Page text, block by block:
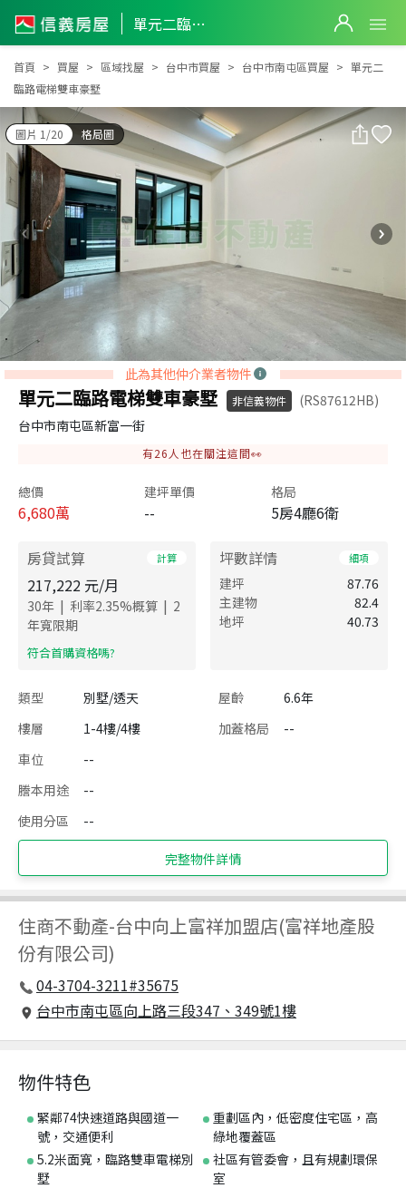
單元二臨路電梯雙車豪墅
單元二臨路電梯雙車豪墅
首頁 買屋 區域找屋 台中市買屋 台中市南屯區買屋
單元二
臨路電梯雙車豪墅
圖片 1/20 格局圖
此為其他仲介業者物件
單元二臨路電梯雙車豪墅 非信義物件
(RS87612HB)
台中市南屯區新富一街
有26 人也在關注這間👀
總價
6,680萬
建坪單價
--
格局
5房4廳6衛
房貸試算 計算
217,222 元/月
30年 | 利率2.35%概算 | 2
年寬限期
​符合首購資格嗎?
坪數詳情 細項
建坪
87.76
主建物
82.4
地坪
40.73
類型 別墅/透天 屋齡
6.6年
樓層
1-4樓/4樓 加蓋格局
--
車位
--
謄本用途
--
使用分區
--
完整物件詳情
住商不動產-台中向上富祥加盟店(富祥地產股
份有限公司)
04-3704-3211#35675
台中市南屯區向上路三段347、349號1樓
物件特色
緊鄰74快速道路與國道一
號，交通便利
重劃區內，低密度住宅區，高
綠地覆蓋區
5.2米面寬，臨路雙車電梯別
墅
社區有管委會，且有規劃環保
室